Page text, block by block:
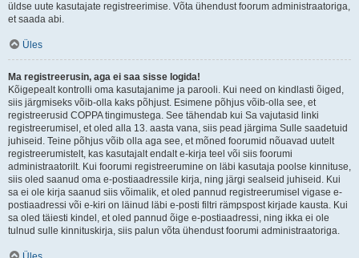
üldse uute kasutajate registreerimise. Võta ühendust foorum administraatoriga,
et saada abi.
Üles
Ma registreerusin, aga ei saa sisse logida!
Kõigepealt kontrolli oma kasutajanime ja parooli. Kui need on kindlasti õiged,
siis järgmiseks võib-olla kaks põhjust. Esimene põhjus võib-olla see, et
registreerusid COPPA tingimustega. See tähendab kui Sa vajutasid linki
registreerumisel, et oled alla 13. aasta vana, siis pead järgima Sulle saadetuid
juhiseid. Teine põhjus võib olla aga see, et mõned foorumid nõuavad uutelt
registreerumistelt, kas kasutajalt endalt e-kirja teel või siis foorumi
administraatorilt. Kui foorumi registreerumine on läbi kasutaja poolse kinnituse,
siis oled saanud oma e-postiaadressile kirja, ning järgi sealseid juhiseid. Kui
sa ei ole kirja saanud siis võimalik, et oled pannud registreerumisel vigase e-
postiaadressi või e-kiri on läinud läbi e-posti filtri rämpspost kirjade kausta. Kui
sa oled täiesti kindel, et oled pannud õige e-postiaadressi, ning ikka ei ole
tulnud sulle kinnituskirja, siis palun võta ühendust foorumi administraatoriga.